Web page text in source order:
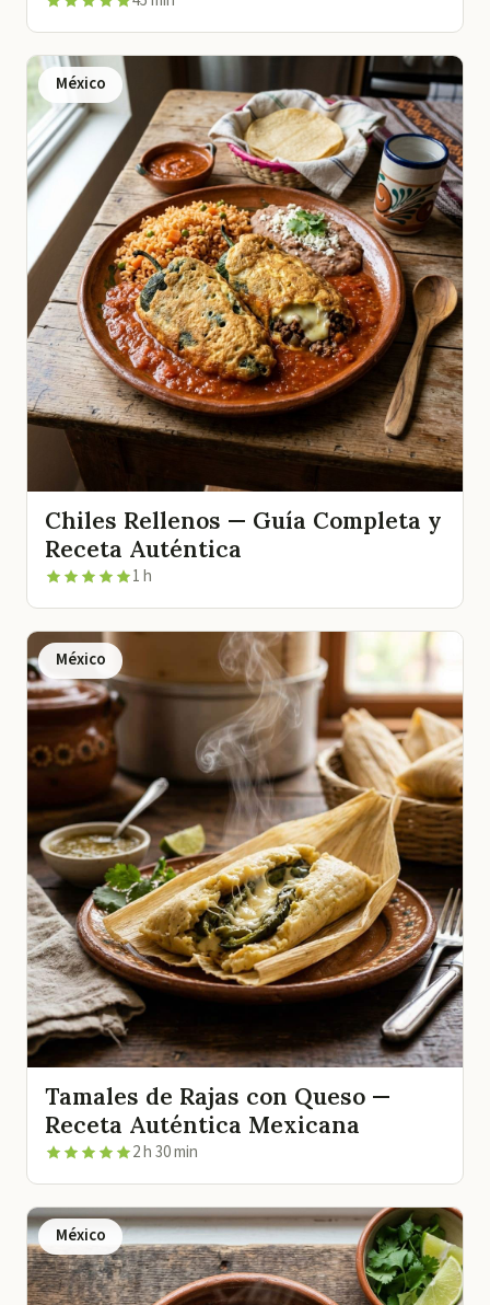
México
Chiles Rellenos — Guía Completa y
Receta Auténtica
1 h
México
Tamales de Rajas con Queso —
Receta Auténtica Mexicana
2 h 30 min
México